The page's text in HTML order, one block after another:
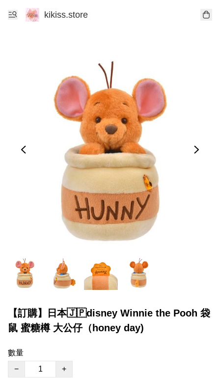
kikiss.store
【訂購】日本🇯🇵disney Winnie the Pooh 袋
鼠 蜜糖樽 大公仔（honey day)
數量
−
+